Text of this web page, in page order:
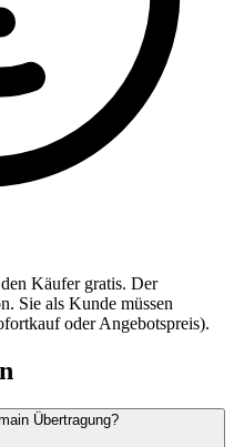
Käufer gratis. Der
Sie als Kunde müssen
oder Angebotspreis).
Übertragung?